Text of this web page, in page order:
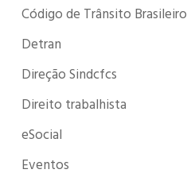
Código de Trânsito Brasileiro
Detran
Direção Sindcfcs
Direito trabalhista
eSocial
Eventos